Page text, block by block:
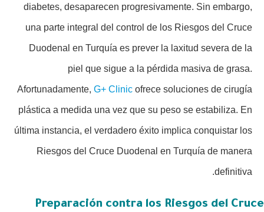
diabetes, desaparecen progresivamente. Sin embargo,
una parte integral del control de los Riesgos del Cruce
Duodenal en Turquía es prever la laxitud severa de la
piel que sigue a la pérdida masiva de grasa.
Afortunadamente, G+ Clinic ofrece soluciones de cirugía
plástica a medida una vez que su peso se estabiliza. En
última instancia, el verdadero éxito implica conquistar los
Riesgos del Cruce Duodenal en Turquía de manera
definitiva.
Preparación contra los Riesgos del Cruce